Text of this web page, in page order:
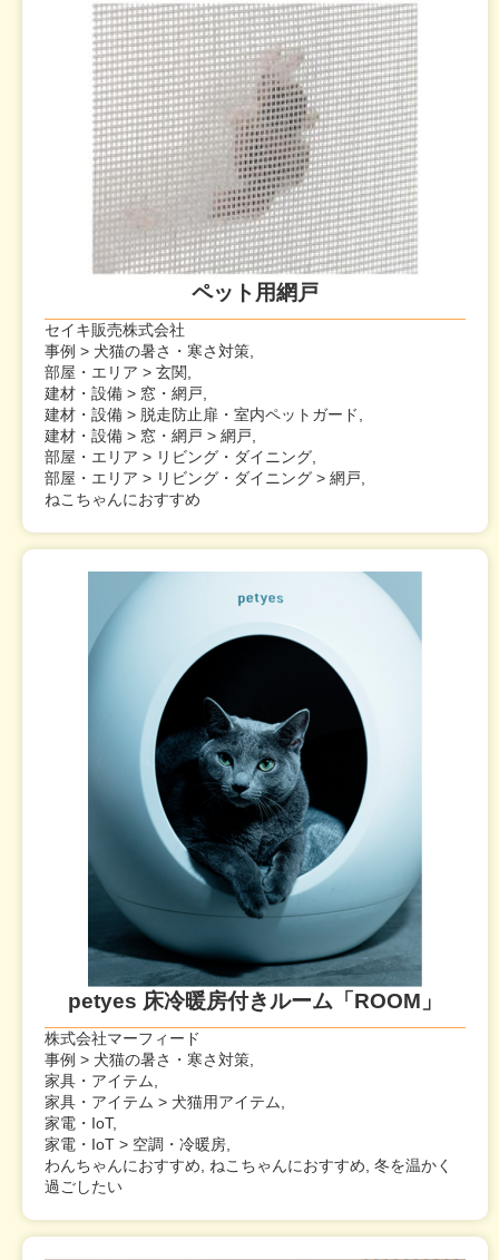
ペット用網戸
セイキ販売株式会社
事例 > 犬猫の暑さ・寒さ対策,
部屋・エリア > 玄関,
建材・設備 > 窓・網戸,
建材・設備 > 脱走防止扉・室内ペットガード,
建材・設備 > 窓・網戸 > 網戸,
部屋・エリア > リビング・ダイニング,
部屋・エリア > リビング・ダイニング > 網戸,
ねこちゃんにおすすめ
petyes 床冷暖房付きルーム「ROOM」
株式会社マーフィード
事例 > 犬猫の暑さ・寒さ対策,
家具・アイテム,
家具・アイテム > 犬猫用アイテム,
家電・IoT,
家電・IoT > 空調・冷暖房,
わんちゃんにおすすめ, ねこちゃんにおすすめ, 冬を温かく
過ごしたい